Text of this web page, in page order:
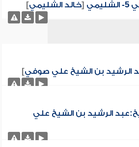
[خالد الشليمي]
الرشيد بن الشيخ علي صوفي]
الرشيد بن الشيخ علي